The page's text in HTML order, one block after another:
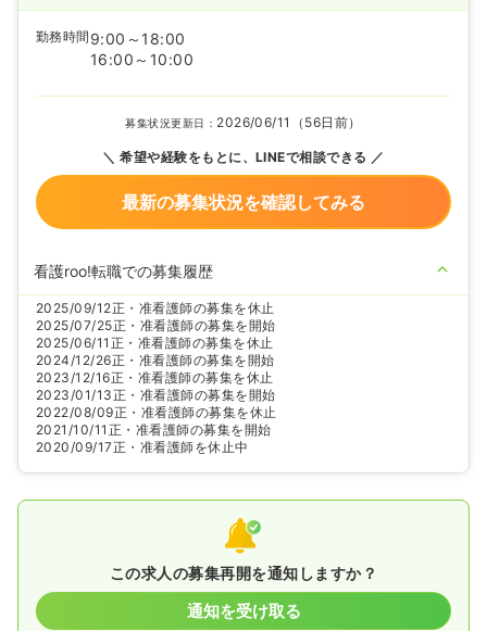
勤務時間 9:00～18:00
16:00～10:00
募集状況更新日： 2026/06/11（56日前）
希望や経験をもとに、LINEで相談できる
最新の募集状況を確認してみる
看護roo!転職での募集履歴
2025/09/12正・准看護師の募集を休止
2025/07/25正・准看護師の募集を開始
2025/06/11 正・准看護師の募集を休止
2024/12/26正・准看護師の募集を開始
2023/12/16正・准看護師の募集を休止
2023/01/13正・准看護師の募集を開始
2022/08/09正・准看護師の募集を休止
2021/10/11 正・准看護師の募集を開始
2020/09/17正・准看護師を休止中
この求人の募集再開を通知しますか？
通知を受け取る